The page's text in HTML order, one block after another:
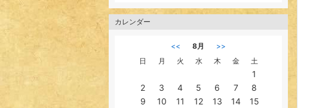
カレンダー
<< 8月
>>
日
月 火 水 木 金 土
1
2
3 4 5 6 7
8
9
10 11 12 13 14
15